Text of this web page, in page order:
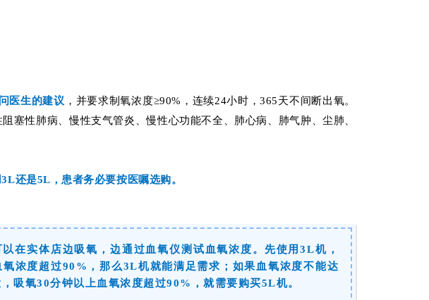
医生的建议 ，并要求制氧浓度≥90%，连续24小时，365天不间断出氧。
阻塞性肺病、慢性支气管炎、慢性心功能不全、肺心病、肺气肿、尘肺、
还是5L，患者务必要按医嘱选购。
在实体店边吸氧，边通过血氧仪测试血氧浓度。先使用3L机，
浓度超过90%，那么3L机就能满足需求；如果血氧浓度不能达
吸氧30分钟以上血氧浓度超过90%，就需要购买5L机。